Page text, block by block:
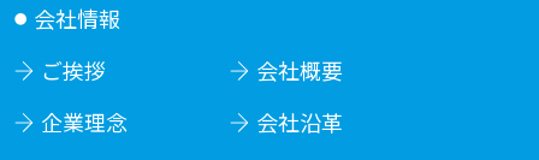
会社情報
ご挨拶
会社概要
企業理念
会社沿革